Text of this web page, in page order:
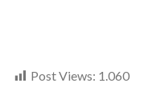
Post Views: 1.060